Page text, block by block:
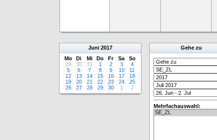
Juni 2017
Mo
Di Mi Do Fr Sa
So
29
30 31 1 2 3
4
5
6 7 8 9 10
11
12
13 14 15 16 17
18
19
20 21 22 23 24
25
26
27 28 29 30 1 2
Gehe zu
Mehrfachauswahl: